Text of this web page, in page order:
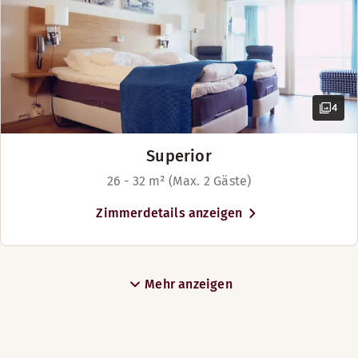
4
Superior
26 - 32 m² (Max. 2 Gäste)
Zimmerdetails anzeigen
Mehr anzeigen